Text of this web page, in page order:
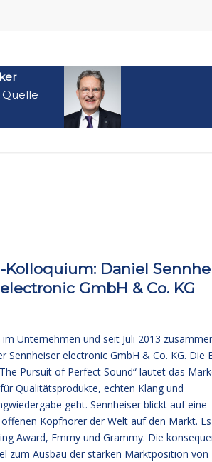
Quelle
Daniel
GmbH & Co. KG
Unternehmen und seit Juli 2013
electronic GmbH & Co. KG. Die
Pursuit of Perfect Sound“ lautet das
Qualitätsprodukte, echten Klang und
geht. Sennheiser blickt auf eine
Kopfhörer der Welt auf den Markt.
Award, Emmy und Grammy. Die
zum Ausbau der starken Marktposition von